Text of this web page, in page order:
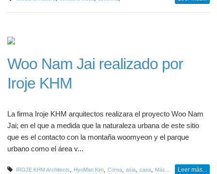
Woo Nam Jai realizado por
Iroje KHM
La firma Iroje KHM arquitectos realizara el proyecto Woo Nam
Jai; en el que a medida que la naturaleza urbana de este sitio
que es el contacto con la montaña woomyeon y el parque
urbano como el área v...
IROJE KHM Architects, HyoMan Kim, Corea, asia, casa, Más... Leer más...